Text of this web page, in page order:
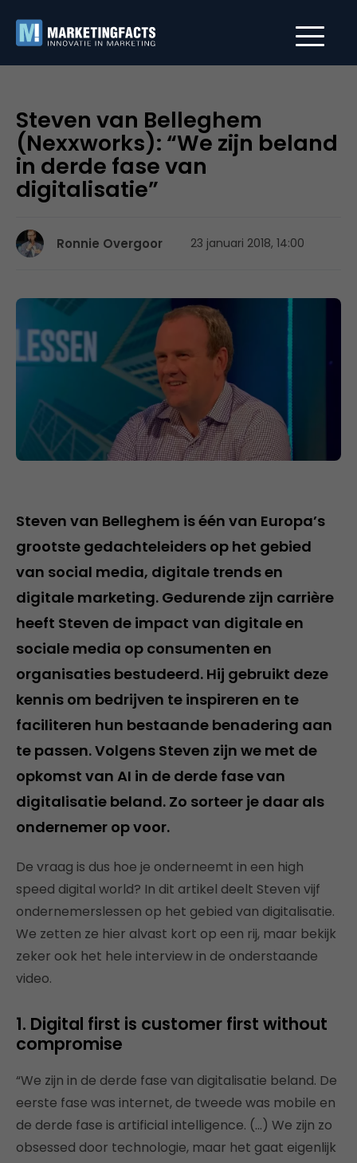
Steven van Belleghem
(Nexxworks): “We zijn beland
in derde fase van
digitalisatie”
Ronnie Overgoor 23 januari 2018, 14:00
Steven van Belleghem is één van Europa’s
grootste gedachteleiders op het gebied
van social media, digitale trends en
digitale marketing. Gedurende zijn carrière
heeft Steven de impact van digitale en
sociale media op consumenten en
organisaties bestudeerd. Hij gebruikt deze
kennis om bedrijven te inspireren en te
faciliteren hun bestaande benadering aan
te passen. Volgens Steven zijn we met de
opkomst van AI in de derde fase van
digitalisatie beland. Zo sorteer je daar als
ondernemer op voor.
De vraag is dus hoe je onderneemt in een high
speed digital world? In dit artikel deelt Steven vijf
ondernemerslessen op het gebied van digitalisatie.
We zetten ze hier alvast kort op een rij, maar bekijk
zeker ook het hele interview in de onderstaande
video.
1. Digital first is customer first without
compromise
“We zijn in de derde fase van digitalisatie beland. De
eerste fase was internet, de tweede was mobile en
de derde fase is artificial intelligence. (…) We zijn zo
obsessed door technologie, maar het gaat eigenlijk